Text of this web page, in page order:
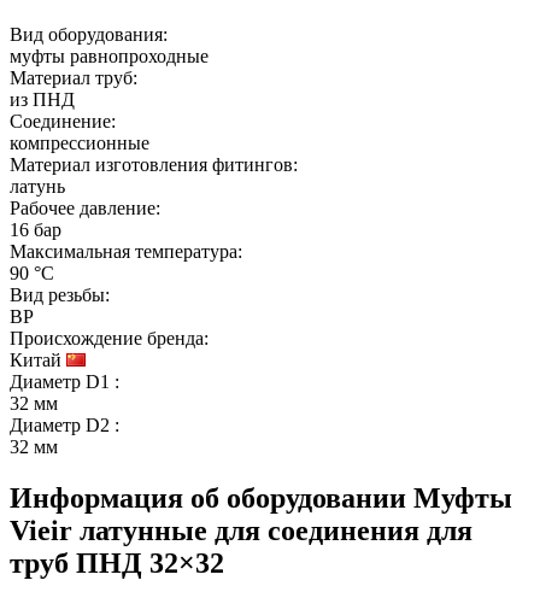
Вид оборудования:
муфты равнопроходные
Материал труб:
из ПНД
Соединение:
компрессионные
Материал изготовления фитингов:
латунь
Рабочее давление:
16 бар
Максимальная температура:
90 °C
Вид резьбы:
ВР
Происхождение бренда:
Китай
Диаметр D1 :
32 мм
Диаметр D2 :
32 мм
Информация об оборудовании Муфты
Vieir латунные для соединения для
труб ПНД 32×32